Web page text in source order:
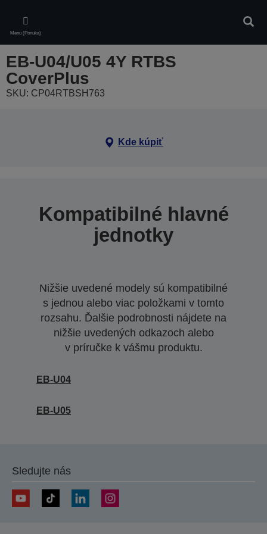
main
content
Menu (Ponuka)
EB-U04/U05 4Y RTBS
CoverPlus
SKU: CP04RTBSH763
Kde kúpiť
Kompatibilné hlavné
jednotky
Nižšie uvedené modely sú kompatibilné
s jednou alebo viac položkami v tomto
rozsahu. Ďalšie podrobnosti nájdete na
nižšie uvedených odkazoch alebo
v príručke k vášmu produktu.
EB-U04
EB-U05
Sledujte nás